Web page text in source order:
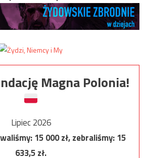
Magna Polonia!
Lipiec 2026
15 000zł, zebraliśmy:15
633,5zł.